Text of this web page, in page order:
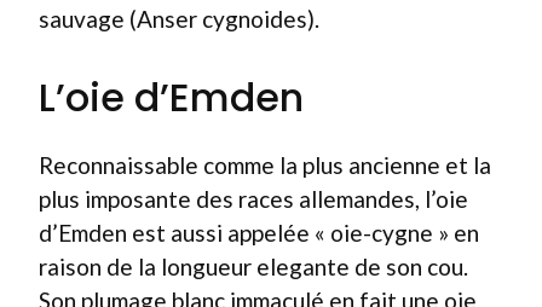
sauvage (Anser cygnoides).
L’oie d’Emden
Reconnaissable comme la plus ancienne et la
plus imposante des races allemandes, l’oie
d’Emden est aussi appelée « oie-cygne » en
raison de la longueur elegante de son cou.
Son plumage blanc immaculé en fait une oie